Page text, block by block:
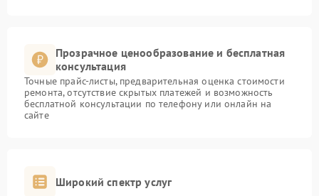
Прозрачное ценообразование и бесплатная
консультация
Точные прайс-листы, предварительная оценка стоимости
ремонта, отсутствие скрытых платежей и возможность
бесплатной консультации по телефону или онлайн на
сайте
Широкий спектр услуг